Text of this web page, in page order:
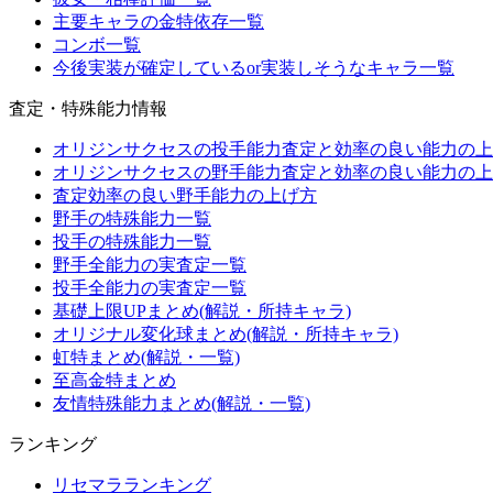
主要キャラの金特依存一覧
コンボ一覧
今後実装が確定しているor実装しそうなキャラ一覧
査定・特殊能力情報
オリジンサクセスの投手能力査定と効率の良い能力の
オリジンサクセスの野手能力査定と効率の良い能力の
査定効率の良い野手能力の上げ方
野手の特殊能力一覧
投手の特殊能力一覧
野手全能力の実査定一覧
投手全能力の実査定一覧
基礎上限UPまとめ(解説・所持キャラ)
オリジナル変化球まとめ(解説・所持キャラ)
虹特まとめ(解説・一覧)
至高金特まとめ
友情特殊能力まとめ(解説・一覧)
ランキング
リセマラランキング